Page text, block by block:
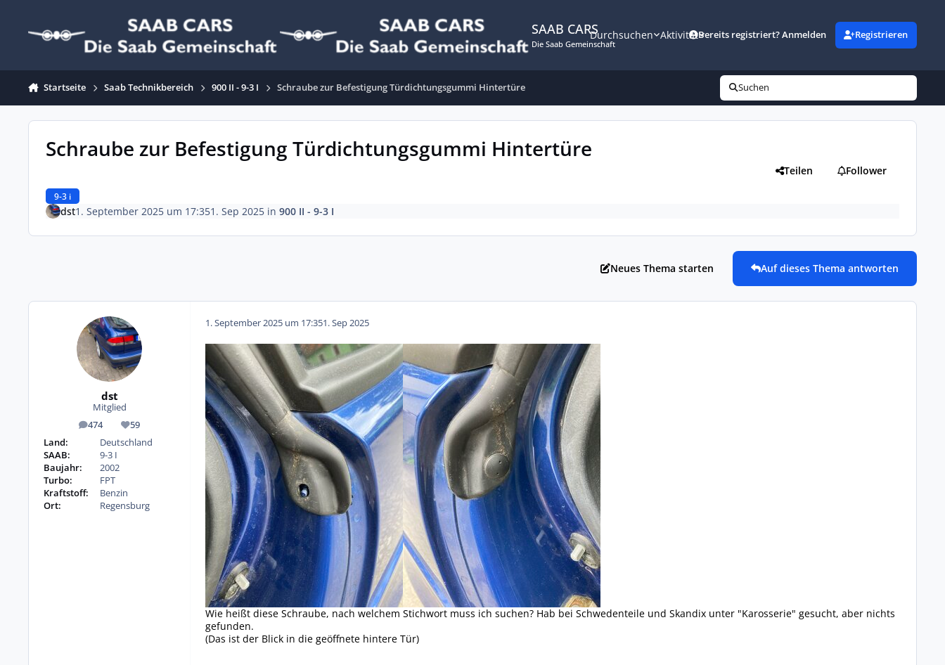
SAAB CARS
Die Saab Gemeinschaft
Durchsuchen AktivitätBereits registriert? Anmelden Registrieren
Startseite Saab Technikbereich 900 II - 9-3 I Schraube zur Befestigung Türdichtungsgummi Hintertüre Suchen
Schraube zur Befestigung Türdichtungsgummi Hintertüre
9-3 i
Teilen Follower
dst1. September 2025 um 17:351. Sep 2025in 900 II - 9-3 I
Neues Thema starten Auf dieses Thema antworten
dst
Mitglied
474
Beiträge 59
Reputation
Land:
Deutschland
SAAB:
9-3 I
Baujahr:
2002
Turbo:
FPT
Kraftstoff:
Benzin
Ort:
Regensburg
1. September 2025 um 17:351. Sep 2025
Wie heißt diese Schraube, nach welchem Stichwort muss ich suchen? Hab bei Schwedenteile und Skandix unter "Karosserie" gesucht, aber nichts
gefunden.
(Das ist der Blick in die geöffnete hintere Tür)